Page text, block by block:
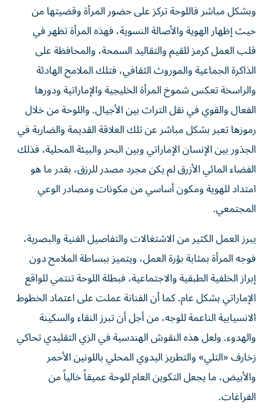
وبشكل مباشر فاللوحة تركز على حضور المرأة وقضيتها من
حيث إظهار الهوية والأصالة النسوية، فهذه المرأة تظهر في
قلب العمل كرمز للقيم والتقاليد السمحة، والمحافظة على
الذاكرة الجماعية والموروث الثقافي، فتلك الملامح الهادئة
والراسخة تعكس شموخ المرأة الخليجية والإماراتية ودورها
الفعال والقوي في نقل التراث بين الأجيال. واللوحة من خلال
رموزها تعبر بشكل مباشر عن تلك العلاقة القديمة والضاربة في
الجذور بين الإنسان الإماراتي وبين البحر والبيئة المحلية، فذلك
الفضاء المائي الأزرق لم يكن مجرد مصدر للرزق، بقدر ما هو
امتداد للهوية ومكون أساسي من مكونات ومصادر الوعي
المجتمعي.
يبرز العمل الكثير من الاشتغالات والتفاصيل الفنية والبصرية،
فوجه المرأة بمثابة بؤرة العمل، ويتميز ببساطة الملامح دون
إبراز الخلفية الطبقية والاجتماعية، فبطلة اللوحة تنتمي للواقع
الإماراتي بشكل عام. كما أن الفنانة عملت على اعتماد الخطوط
الانسيابية الناعمة للوجه، من أجل أن تبرز النقاء والسكينة
والهدوء. ولعل هذه النقوش الهندسية في الزي التقليدي تحاكي
زخارف «التلي» والتطريز اليدوي المحلي باللونين الأحمر
والأبيض، ما يجعل التكوين العام للوحة عميقاً خالياً من
الفراغات.